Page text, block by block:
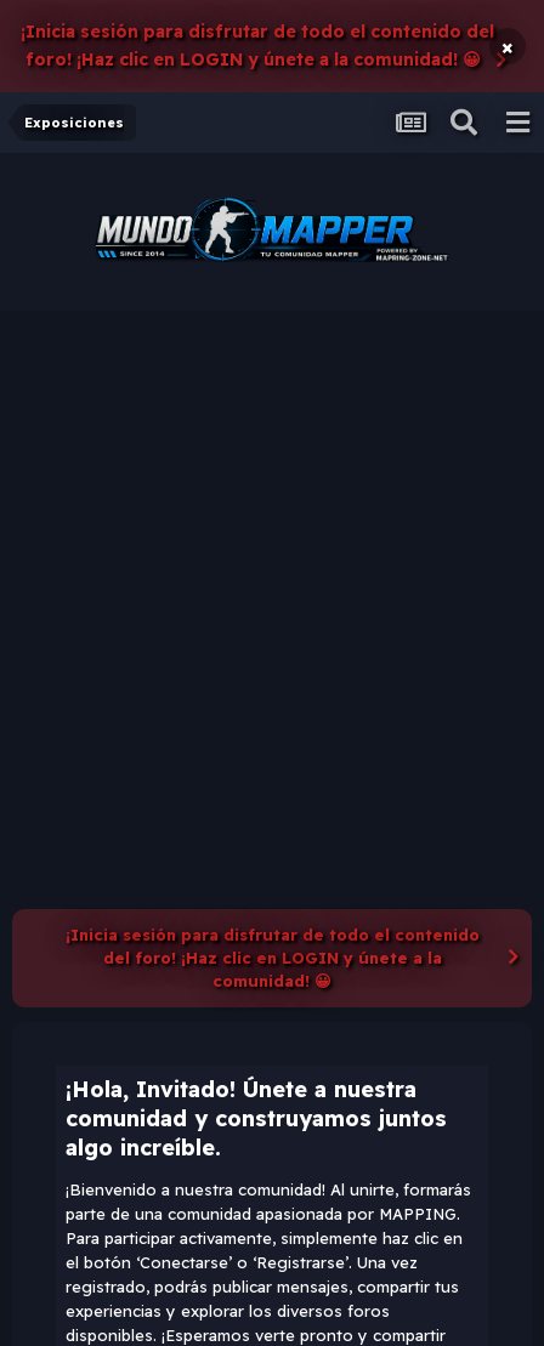
¡Inicia sesión para disfrutar de todo el contenido del
foro! ¡Haz clic en LOGIN y únete a la comunidad! 😀
×
Exposiciones
¡Inicia sesión para disfrutar de todo el contenido
del foro! ¡Haz clic en LOGIN y únete a la
comunidad! 😀
¡Hola, Invitado! Únete a nuestra
comunidad y construyamos juntos
algo increíble.
¡Bienvenido a nuestra comunidad! Al unirte, formarás
parte de una comunidad apasionada por MAPPING.
Para participar activamente, simplemente haz clic en
el botón ‘Conectarse’ o ‘Registrarse’. Una vez
registrado, podrás publicar mensajes, compartir tus
experiencias y explorar los diversos foros
disponibles. ¡Esperamos verte pronto y compartir